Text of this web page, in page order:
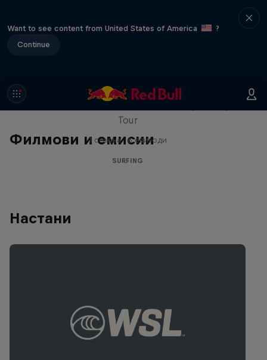
Want to see content from United States of America
?
Continue
Филмови и емисии
WSL Replay
Tour
1 сезона · 6 епизоди
SURFING
Настани